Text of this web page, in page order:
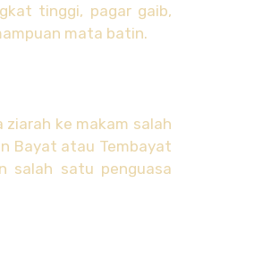
tinggi, pagar gaib,
mata batin.
ke makam salah
Bayat atau Tembayat
salah satu penguasa